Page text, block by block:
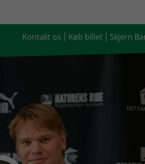
Kontakt os Køb billet Skjern